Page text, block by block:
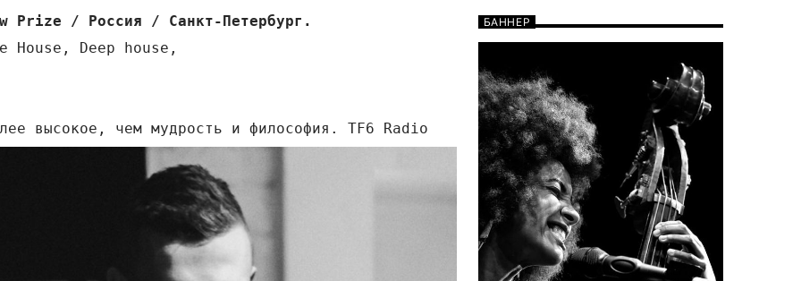
Prize / Россия / Санкт-Петербург.
House, Deep house,
БАННЕР